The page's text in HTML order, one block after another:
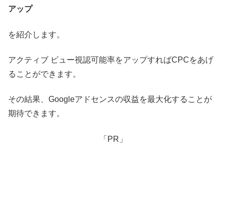
アップ
を紹介します。
アクティブ ビュー視認可能率をアップすればCPCをあげ
ることができます。
その結果、Googleアドセンスの収益を最大化することが
期待できます。
「PR」